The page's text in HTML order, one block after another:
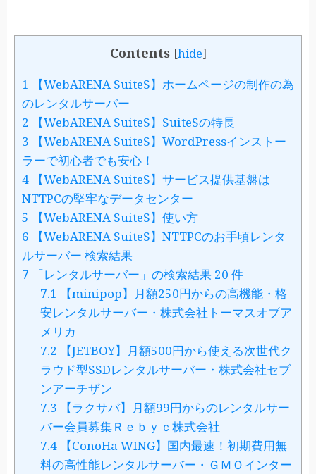
Contents [hide]
1 【WebARENA SuiteS】ホームページの制作の為
のレンタルサーバー
2 【WebARENA SuiteS】SuiteSの特長
3 【WebARENA SuiteS】WordPressインストー
ラーで初心者でも安心！
4 【WebARENA SuiteS】サービス提供基盤は
NTTPCの堅牢なデータセンター
5 【WebARENA SuiteS】使い方
6 【WebARENA SuiteS】NTTPCのお手頃レンタ
ルサーバー 検索結果
7 「レンタルサーバー」の検索結果 20 件
7.1 【minipop】月額250円からの高機能・格
安レンタルサーバー・株式会社トーマスオブア
メリカ
7.2 【JETBOY】月額500円から使える次世代ク
ラウド型SSDレンタルサーバー・株式会社セブ
ンアーチザン
7.3 【ラクサバ】月額99円からのレンタルサー
バー会員募集Ｒｅｂｙｃ株式会社
7.4【ConoHa WING】国内最速！初期費用無
料の高性能レンタルサーバー・ＧＭＯインター